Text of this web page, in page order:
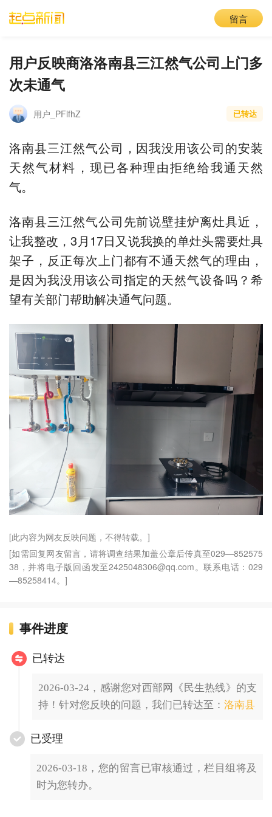
留言
用户反映商洛洛南县三江然气公司上门多
次未通气
用户_PFlfhZ 已转达
洛南县三江然气公司，因我没用该公司的安装
天然气材料，现已各种理由拒绝给我通天然
气。
洛南县三江然气公司先前说壁挂炉离灶具近，
让我整改，3月17日又说我换的单灶头需要灶具
架子，反正每次上门都有不通天然气的理由，
是因为我没用该公司指定的天然气设备吗？希
望有关部门帮助解决通气问题。
[此内容为网友反映问题，不得转载。]
[如需回复网友留言，请将调查结果加盖公章后传真至029—852575
38，并将电子版回函发至2425048306@qq.com。联系电话：029
—85258414。]
事件进度
已转达
2026-03-24，感谢您对西部网《民生热线》的支
持！针对您反映的问题，我们已转达至： 洛南县
已受理
2026-03-18，您的留言已审核通过，栏目组将及
时为您转办。